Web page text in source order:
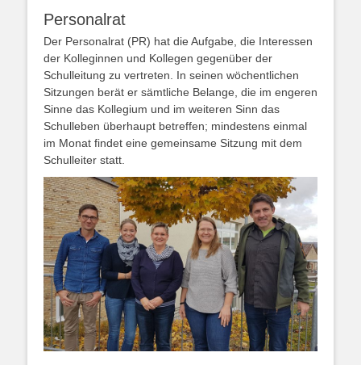
Personalrat
Der Personalrat (PR) hat die Aufgabe, die Interessen
der Kolleginnen und Kollegen gegenüber der
Schulleitung zu vertreten. In seinen wöchentlichen
Sitzungen berät er sämtliche Belange, die im engeren
Sinne das Kollegium und im weiteren Sinn das
Schulleben überhaupt betreffen; mindestens einmal
im Monat findet eine gemeinsame Sitzung mit dem
Schulleiter statt.